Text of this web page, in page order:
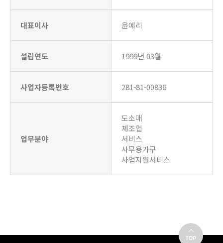
대표이사 윤예리
설립연도 1999년 03월
사업자등록번호 281-81-00836
업무분야
도소매
제조업
서비스
사무용가구
사업지원서비스